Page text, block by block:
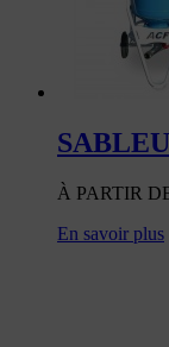
À PARTIR
En savoir plus